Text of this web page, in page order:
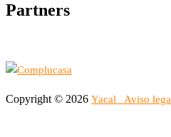
Partners
Copyright © 2026 Yacal Aviso